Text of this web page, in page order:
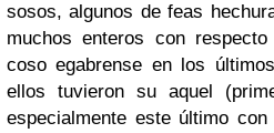
sosos, algunos de feas
muchos enteros con
coso egabrense en los
ellos tuvieron su aquel
especialmente este último